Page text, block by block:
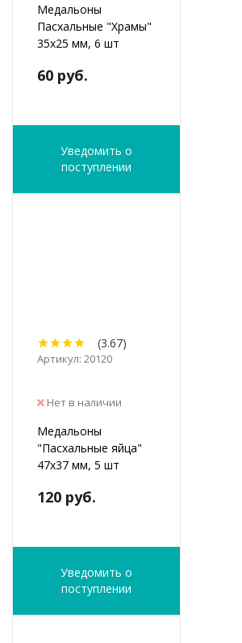
Медальоны
Пасхальные "Храмы"
35х25 мм, 6 шт
60 руб.
Уведомить о
поступлении
(3.67)
Артикул: 20120
Нет в наличии
Медальоны
"Пасхальные яйца"
47х37 мм, 5 шт
120 руб.
Уведомить о
поступлении